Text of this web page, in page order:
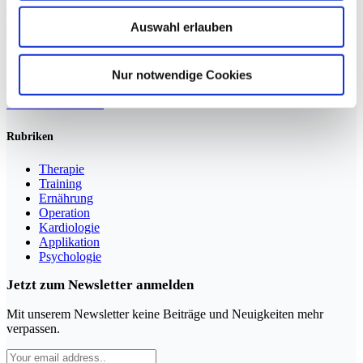
Auswahl erlauben
Nur notwendige Cookies
Sportmedizin für Ärzte, Therapeuten und Trainer
YouTube
Rubriken
Therapie
Training
Ernährung
Operation
Kardiologie
Applikation
Psychologie
Jetzt zum Newsletter anmelden
Mit unserem Newsletter keine Beiträge und Neuigkeiten mehr
verpassen.